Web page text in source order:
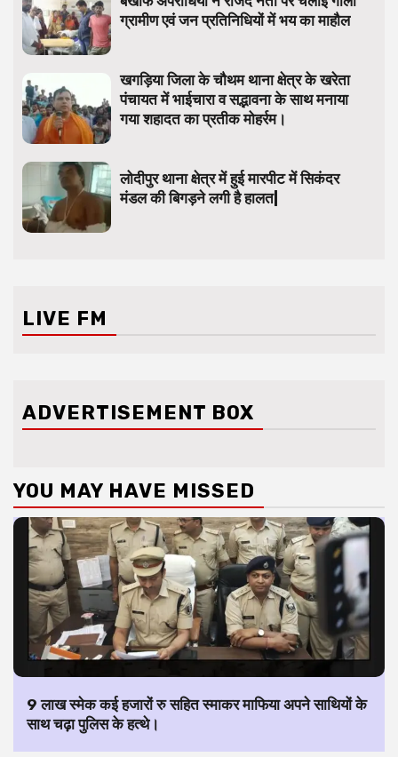
ग्रामीण एवं जन प्रतिनिधियों में भय का माहौल
खगड़िया जिला के चौथम थाना क्षेत्र के खरेता
पंचायत में भाईचारा व सद्भावना के साथ मनाया
गया शहादत का प्रतीक मोहर्रम।
लोदीपुर थाना क्षेत्र में हुई मारपीट में सिकंदर
मंडल की बिगड़ने लगी है हालत|
LIVE FM
ADVERTISEMENT BOX
YOU MAY HAVE MISSED
9 लाख स्मेक कई हजारों रु सहित स्माकर माफिया अपने साथियों के
साथ चढ़ा पुलिस के हत्थे।